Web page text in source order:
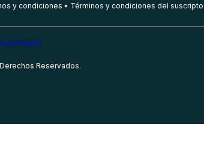
y condiciones Términos y condiciones del
Reservados.